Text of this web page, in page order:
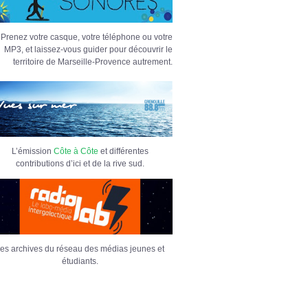
Prenez votre casque, votre téléphone ou votre
MP3, et laissez-vous guider pour découvrir le
territoire de Marseille-Provence autrement.
L’émission Côte à Côte et différentes
contributions d’ici et de la rive sud.
archives du réseau des médias jeunes et
étudiants.